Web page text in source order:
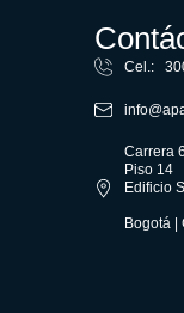
Cel.:
Carrera
Piso 14
Edificio
Bogotá |